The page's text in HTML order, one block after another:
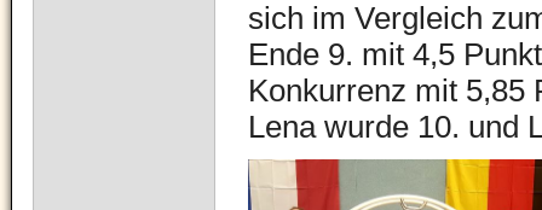
sich im Vergleich
Ende 9. mit 4,5
Konkurrenz mit 5,85
Lena wurde 10. und